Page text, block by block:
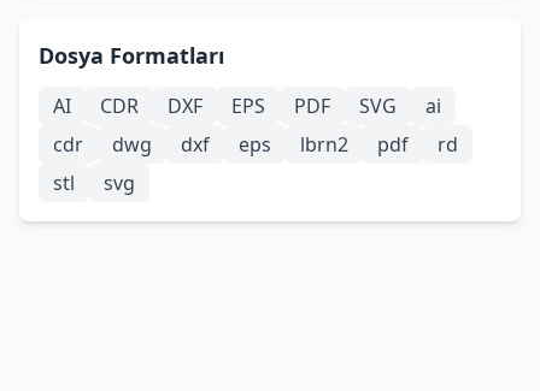
Dosya Formatları
AI CDR DXF EPS PDF SVG
ai
cdr
dwg dxf eps lbrn2 pdf
rd
stl
svg